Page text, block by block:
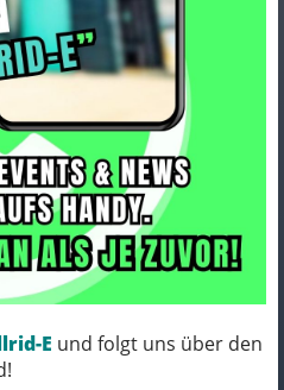
E und folgt uns über den
Voda Ice 28oz
- MIT